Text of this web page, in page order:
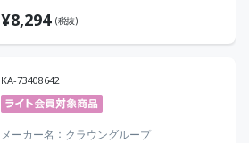
¥8,294 (税抜)
KA-73408642
メーカー名 クラウングループ